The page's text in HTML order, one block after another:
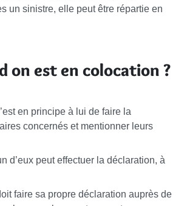
un sinistre, elle peut être répartie en
on est en colocation ?
en principe à lui de faire la
concernés et mentionner leurs
d’eux peut effectuer la déclaration, à
faire sa propre déclaration auprès de